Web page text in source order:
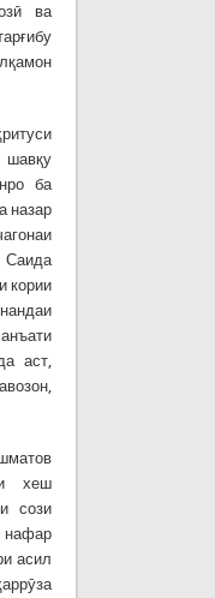
ва
ба
назар
кории
аст,
хеш
сози
нафар
асил